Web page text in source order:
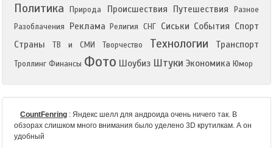
Политика Природа Происшествия Путешествия
Разное
Разоблачения
Реклама Религия СНГ Сиськи События Спорт
Страны
ТВ и СМИ Творчество Технологии Транспорт
Троллинг Финансы Фото Шоубиз Штуки Экономика Юмор
CountFenring : Яндекс шелл для андроида очень ничего так. В
обзорах слишком много внимания было уделено 3D крутилкам. А он
удобный